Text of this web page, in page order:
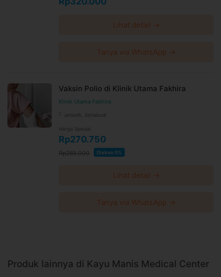
Lihat detail →
Tanya via WhatsApp →
Vaksin Polio di Klinik Utama Fakhira
Klinik Utama Fakhira
Jatiasih, Setiabudi
Harga Spesial
Rp270.750
Rp285.000 Diskon 5%
Lihat detail →
Tanya via WhatsApp →
Produk lainnya di Kayu Manis Medical Center